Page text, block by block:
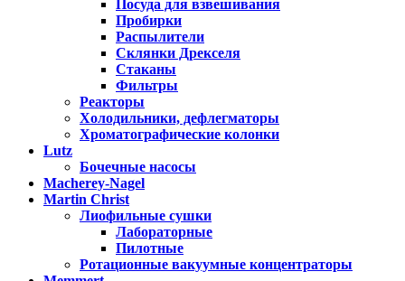
Посуда для взвешивания
Пробирки
Распылители
Склянки Дрекселя
Стаканы
Фильтры
Реакторы
Холодильники, дефлегматоры
Хроматографические колонки
Lutz
Бочечные насосы
Macherey-Nagel
Martin Christ
Лиофильные сушки
Лабораторные
Пилотные
Ротационные вакуумные концентраторы